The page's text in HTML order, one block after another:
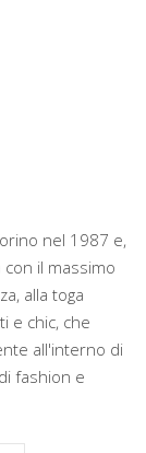
nel 1987 e,
il massimo
alla toga
e chic, che
all'interno di
fashion e